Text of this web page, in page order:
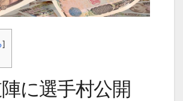
]
に選手村公開